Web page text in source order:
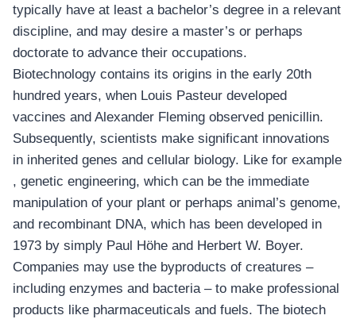
typically have at least a bachelor’s degree in a relevant
discipline, and may desire a master’s or perhaps
doctorate to advance their occupations.
Biotechnology contains its origins in the early 20th
hundred years, when Louis Pasteur developed
vaccines and Alexander Fleming observed penicillin.
Subsequently, scientists make significant innovations
in inherited genes and cellular biology. Like for example
, genetic engineering, which can be the immediate
manipulation of your plant or perhaps animal’s genome,
and recombinant DNA, which has been developed in
1973 by simply Paul Höhe and Herbert W. Boyer.
Companies may use the byproducts of creatures –
including enzymes and bacteria – to make professional
products like pharmaceuticals and fuels. The biotech